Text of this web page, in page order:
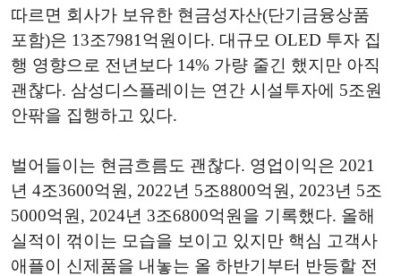
따르면 회사가 보유한 현금성자산(단기금융상품
포함)은 13조7981억원이다. 대규모 OLED 투자 집
행 영향으로 전년보다 14% 가량 줄긴 했지만 아직
괜찮다. 삼성디스플레이는 연간 시설투자에 5조원
안팎을 집행하고 있다.
벌어들이는 현금흐름도 괜찮다. 영업이익은 2021
년 4조3600억원, 2022년 5조8800억원, 2023년 5조
5000억원, 2024년 3조6800억원을 기록했다. 올해
실적이 꺾이는 모습을 보이고 있지만 핵심 고객사
애플이 신제품을 내놓는 올 하반기부터 반등할 전